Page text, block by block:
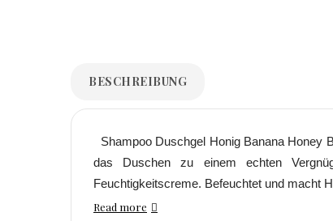
BESCHREIBUNG
Shampoo Duschgel Honig Banana Honey
das Duschen zu einem echten
Feuchtigkeitscreme. Befeuchtet und macht
Read more